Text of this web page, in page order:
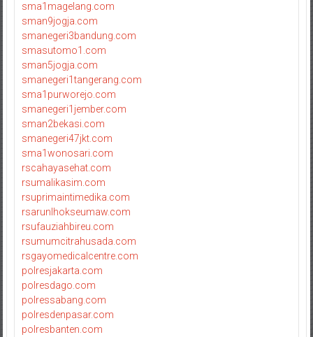
sma1magelang.com
sman9jogja.com
smanegeri3bandung.com
smasutomo1.com
sman5jogja.com
smanegeri1tangerang.com
sma1purworejo.com
smanegeri1jember.com
sman2bekasi.com
smanegeri47jkt.com
sma1wonosari.com
rscahayasehat.com
rsumalikasim.com
rsuprimaintimedika.com
rsarunlhokseumaw.com
rsufauziahbireu.com
rsumumcitrahusada.com
rsgayomedicalcentre.com
polresjakarta.com
polresdago.com
polressabang.com
polresdenpasar.com
polresbanten.com